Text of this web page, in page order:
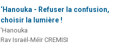
‘Hanouka - Refuser la confusion,
choisir la lumière !
'Hanouka
Rav Israël-Méïr CREMISI